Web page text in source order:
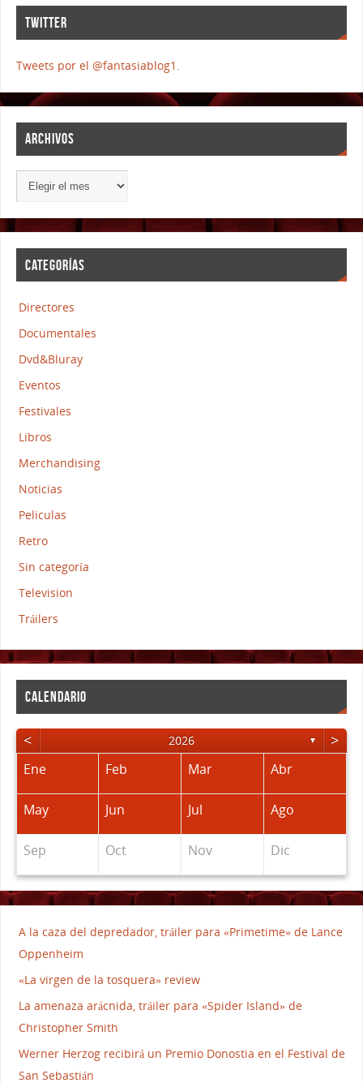
TWITTER
Tweets por el @fantasiablog1.
ARCHIVOS
CATEGORÍAS
Directores
Documentales
Dvd&Bluray
Eventos
Festivales
Libros
Merchandising
Noticias
Peliculas
Retro
Sin categoría
Television
Tráilers
CALENDARIO
< 2026 ▼ >
Ene Feb Mar Abr
May Jun Jul Ago
Sep Oct Nov Dic
A la caza del depredador, tráiler para «Primetime» de Lance
Oppenheim
«La virgen de la tosquera» review
La amenaza arácnida, tráiler para «Spider Island» de
Christopher Smith
Werner Herzog recibirá un Premio Donostia en el Festival de
San Sebastián